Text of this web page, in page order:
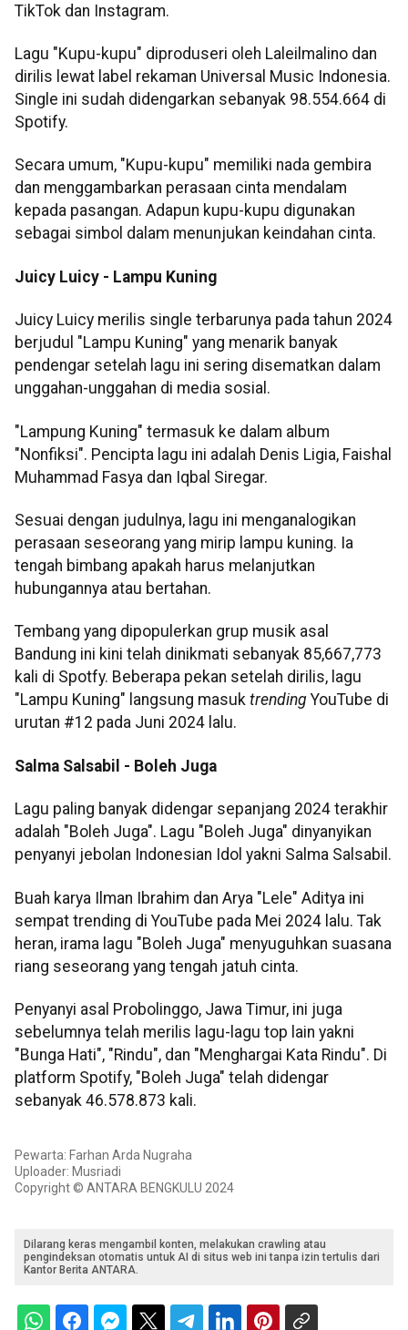
TikTok dan Instagram.
Lagu "Kupu-kupu" diproduseri oleh Laleilmalino dan
dirilis lewat label rekaman Universal Music Indonesia.
Single ini sudah didengarkan sebanyak 98.554.664 di
Spotify.
Secara umum, "Kupu-kupu" memiliki nada gembira
dan menggambarkan perasaan cinta mendalam
kepada pasangan. Adapun kupu-kupu digunakan
sebagai simbol dalam menunjukan keindahan cinta.
Juicy Luicy - Lampu Kuning
Juicy Luicy merilis single terbarunya pada tahun 2024
berjudul "Lampu Kuning" yang menarik banyak
pendengar setelah lagu ini sering disematkan dalam
unggahan-unggahan di media sosial.
"Lampung Kuning" termasuk ke dalam album
"Nonfiksi". Pencipta lagu ini adalah Denis Ligia, Faishal
Muhammad Fasya dan Iqbal Siregar.
Sesuai dengan judulnya, lagu ini menganalogikan
perasaan seseorang yang mirip lampu kuning. Ia
tengah bimbang apakah harus melanjutkan
hubungannya atau bertahan.
Tembang yang dipopulerkan grup musik asal
Bandung ini kini telah dinikmati sebanyak 85,667,773
kali di Spotfy. Beberapa pekan setelah dirilis, lagu
"Lampu Kuning" langsung masuk trending YouTube di
urutan #12 pada Juni 2024 lalu.
Salma Salsabil - Boleh Juga
Lagu paling banyak didengar sepanjang 2024 terakhir
adalah "Boleh Juga". Lagu "Boleh Juga" dinyanyikan
penyanyi jebolan Indonesian Idol yakni Salma Salsabil.
Buah karya Ilman Ibrahim dan Arya "Lele" Aditya ini
sempat trending di YouTube pada Mei 2024 lalu. Tak
heran, irama lagu "Boleh Juga" menyuguhkan suasana
riang seseorang yang tengah jatuh cinta.
Penyanyi asal Probolinggo, Jawa Timur, ini juga
sebelumnya telah merilis lagu-lagu top lain yakni
"Bunga Hati", "Rindu", dan "Menghargai Kata Rindu". Di
platform Spotify, "Boleh Juga" telah didengar
sebanyak 46.578.873 kali.
Pewarta: Farhan Arda Nugraha
Uploader: Musriadi
Copyright © ANTARA BENGKULU 2024
Dilarang keras mengambil konten, melakukan crawling atau
pengindeksan otomatis untuk AI di situs web ini tanpa izin tertulis dari
Kantor Berita ANTARA.